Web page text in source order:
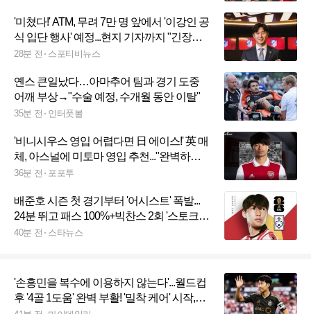
'미쳤다!' ATM, 무려 7만 명 앞에서 '이강인 공
식 입단 행사' 예정...현지 기자까지 "긴장되
는가?" 질문 [SPO 현장]
28분 전 스포티비뉴스
옌스 큰일났다…아마추어 팀과 경기 도중
어깨 부상→"수술 예정, 수개월 동안 이탈"
35분 전 인터풋볼
'비니시우스 영입 어렵다면 日 에이스!' 英 매
체, 아스널에 미토마 영입 추천..."완벽하게
어울리는 선수“
36분 전 포포투
배준호 시즌 첫 경기부터 '어시스트' 폭발...
24분 뛰고 패스 100%+빅찬스 2회 '스토크도
2-0 완승'
40분 전 스타뉴스
'손흥민을 복수에 이용하지 않는다'...월드컵
후 '4골 1도움' 완벽 부활! '밀착 케어' 시작,